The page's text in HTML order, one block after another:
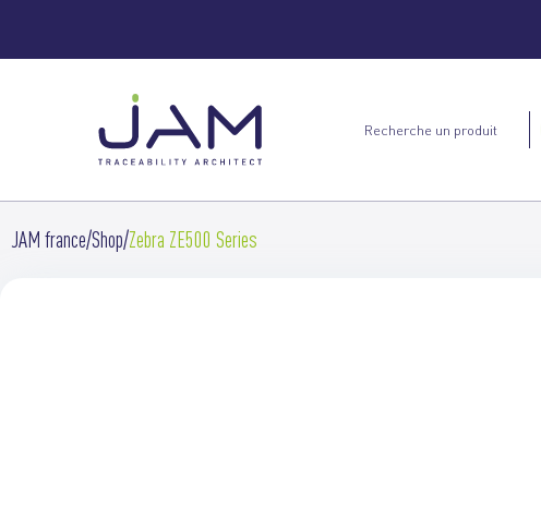
JAM france Shop Zebra ZE500 Series